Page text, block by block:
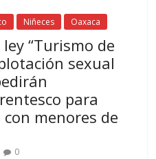
Niñeces Oaxaca
“Turismo de
sexual
para
menores de
0